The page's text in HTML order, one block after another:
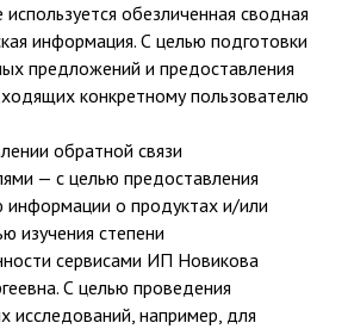
обезличенная сводная
информация. С целью подготовки
предложений и предоставления
конкретному пользователю
обратной связи
— с целью предоставления
информации о продуктах и/или
изучения степени
сервисами ИП Новикова
С целью проведения
исследований, например, для